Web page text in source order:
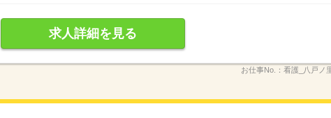
求人詳細を見る
お仕事No.： 看護_八戸ノ